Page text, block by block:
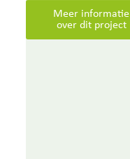
Meer informatie
over dit project